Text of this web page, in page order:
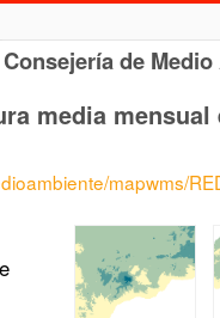
Consejería de
media
mapwms/